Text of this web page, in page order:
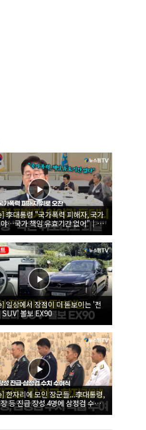
李대통령 "국가폭력 피해자, 국가
…국가 책임 유효기간 없어"｜
가폭력 피해자 위로 오찬
일상에서 장점이 더 돋보이는 '전
SUV' 볼보 EX90
한자리에 모인 장군들...李대통령,
등 진급 장성 4명에 삼정검 수치
26.08.07 장성 진급·삼정검 수치